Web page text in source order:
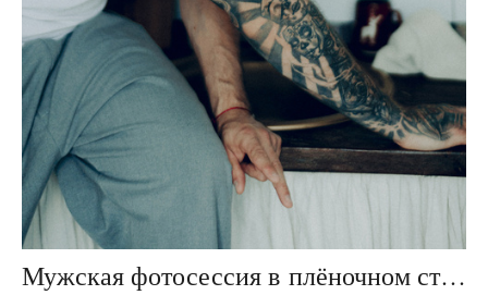
Мужская фотосессия в плёночном стиле